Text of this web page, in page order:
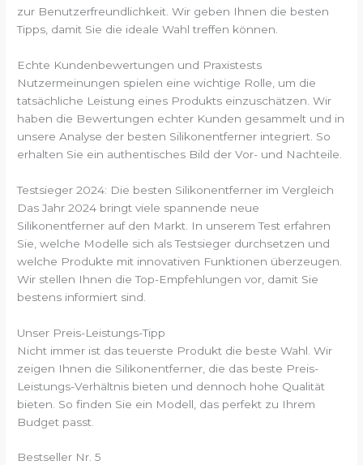
zur Benutzerfreundlichkeit. Wir geben Ihnen die besten
Tipps, damit Sie die ideale Wahl treffen können.
Echte Kundenbewertungen und Praxistests
Nutzermeinungen spielen eine wichtige Rolle, um die
tatsächliche Leistung eines Produkts einzuschätzen. Wir
haben die Bewertungen echter Kunden gesammelt und in
unsere Analyse der besten Silikonentferner integriert. So
erhalten Sie ein authentisches Bild der Vor- und Nachteile.
Testsieger 2024: Die besten Silikonentferner im Vergleich
Das Jahr 2024 bringt viele spannende neue
Silikonentferner auf den Markt. In unserem Test erfahren
Sie, welche Modelle sich als Testsieger durchsetzen und
welche Produkte mit innovativen Funktionen überzeugen.
Wir stellen Ihnen die Top-Empfehlungen vor, damit Sie
bestens informiert sind.
Unser Preis-Leistungs-Tipp
Nicht immer ist das teuerste Produkt die beste Wahl. Wir
zeigen Ihnen die Silikonentferner, die das beste Preis-
Leistungs-Verhältnis bieten und dennoch hohe Qualität
bieten. So finden Sie ein Modell, das perfekt zu Ihrem
Budget passt.
Bestseller Nr. 5